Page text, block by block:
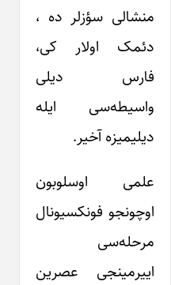
منشالی سؤزلر ده ،
دئمک اولار کی،
فارس دیلی
واسیطه‌سی ایله
دیلیمیزه آخیر.
علمی اوسلوبون
اوچونجو فونکسیونال
مرحله‌سی
اییرمینجی عصرین